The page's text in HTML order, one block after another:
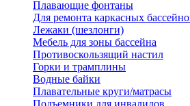
Плавающие фонтаны
Для ремонта каркасных
Лежаки (шезлонги)
Мебель для зоны бассейна
Противоскользящий настил
Горки и трамплины
Водные байки
Плавательные круги/матрасы
Подъемники для инвалидов